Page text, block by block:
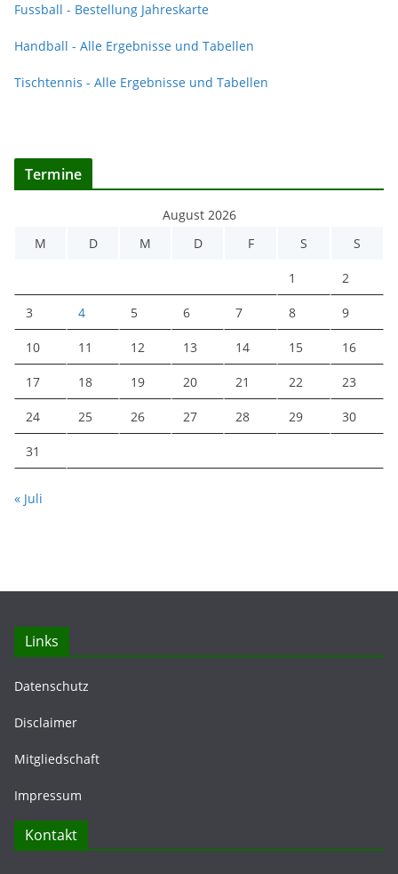
Fussball - Bestellung Jahreskarte
Handball - Alle Ergebnisse und Tabellen
Tischtennis - Alle Ergebnisse und Tabellen
Termine
August 2026
M
D M D F S S
1 2
3 4 5 6 7 8 9
10 11 12 13 14 15 16
17 18 19 20 21 22 23
24 25 26 27 28 29 30
31
« Juli
Links
Datenschutz
Disclaimer
Mitgliedschaft
Impressum
Kontakt